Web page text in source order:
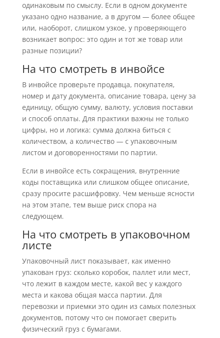
одинаковым по смыслу. Если в одном документе
указано одно название, а в другом — более общее
или, наоборот, слишком узкое, у проверяющего
возникает вопрос: это один и тот же товар или
разные позиции?
На что смотреть в инвойсе
В инвойсе проверьте продавца, покупателя,
номер и дату документа, описание товара, цену за
единицу, общую сумму, валюту, условия поставки
и способ оплаты. Для практики важны не только
цифры, но и логика: сумма должна биться с
количеством, а количество — с упаковочным
листом и договоренностями по партии.
Если в инвойсе есть сокращения, внутренние
коды поставщика или слишком общее описание,
сразу просите расшифровку. Чем меньше ясности
на этом этапе, тем выше риск спора на
следующем.
На что смотреть в упаковочном
листе
Упаковочный лист показывает, как именно
упакован груз: сколько коробок, паллет или мест,
что лежит в каждом месте, какой вес у каждого
места и какова общая масса партии. Для
перевозки и приемки это один из самых полезных
документов, потому что он помогает сверить
физический груз с бумагами.